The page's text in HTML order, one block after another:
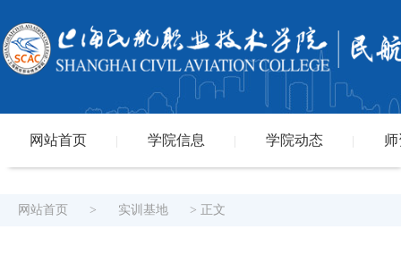
网站首页 学院信息 学院动态
网站首页 > 实训基地 > 正文